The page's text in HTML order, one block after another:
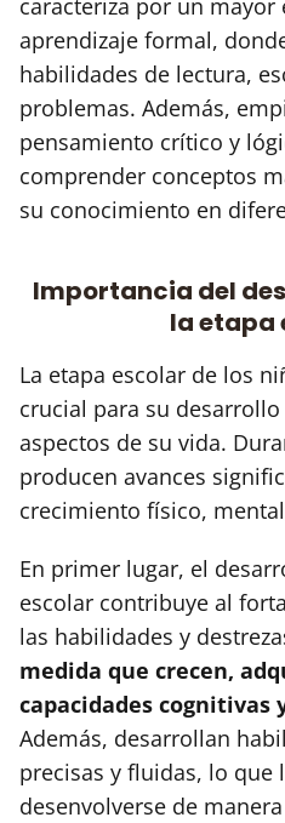
aprendizaje formal,
habilidades de lectura,
problemas. Además,
pensamiento crítico y
comprender conceptos
su conocimiento en
Importancia del
la etapa
La etapa escolar de los
crucial para su
aspectos de su vida.
producen avances
crecimiento físico,
En primer lugar, el
escolar contribuye al
las habilidades y
medida que crecen,
capacidades cognitivas
Además, desarrollan
precisas y fluidas, lo que
desenvolverse de